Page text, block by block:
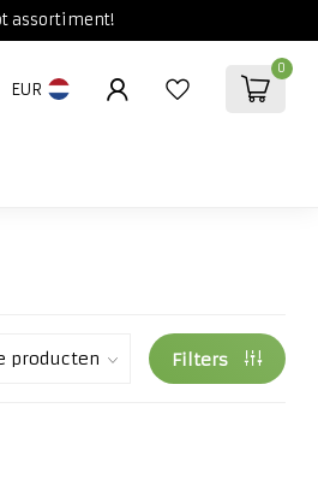
assortiment!
EUR
0
Filters